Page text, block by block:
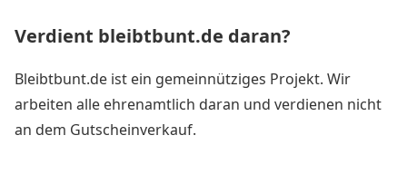
Verdient bleibtbunt.de daran?
Bleibtbunt.de ist ein gemeinnütziges Projekt. Wir
arbeiten alle ehrenamtlich daran und verdienen nicht
an dem Gutscheinverkauf.